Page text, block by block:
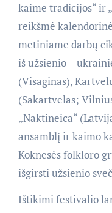
kaime tradicijos“ ir
reikšmė
metiniame darbų
iš užsienio –
(Visaginas),
(Sakartvelas;
„Naktineica“
ansamblį ir kaimo
Koknesės folkloro
išgirsti užsienio
Ištikimi festivalio